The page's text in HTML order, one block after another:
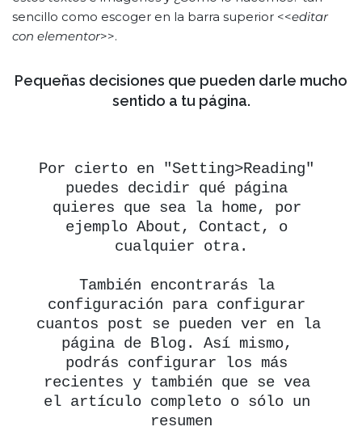
sencillo como escoger en la barra superior <<editar
con elementor>>.
Pequeñas decisiones que pueden darle mucho
sentido a tu página.
Por cierto en "Setting>Reading"
puedes decidir qué página
quieres que sea la home, por
ejemplo About, Contact, o
cualquier otra.
También encontrarás la
configuración para configurar
cuantos post se pueden ver en la
página de Blog. Así mismo,
podrás configurar los más
recientes y también que se vea
el artículo completo o sólo un
resumen